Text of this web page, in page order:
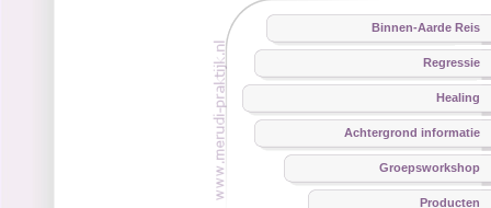
Binnen-Aarde Reis
Regressie
Healing
Achtergrond informatie
Groepsworkshop
Producten